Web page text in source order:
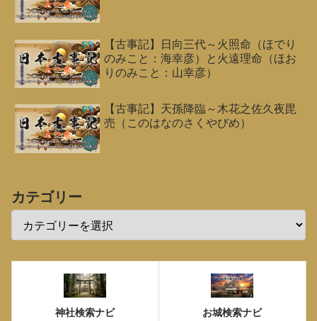
【古事記】日向三代～火照命（ほでり
のみこと：海幸彦）と火遠理命（ほお
りのみこと：山幸彦）
【古事記】天孫降臨～木花之佐久夜毘
売（このはなのさくやびめ）
カテゴリー
神社検索ナビ お城検索ナビ